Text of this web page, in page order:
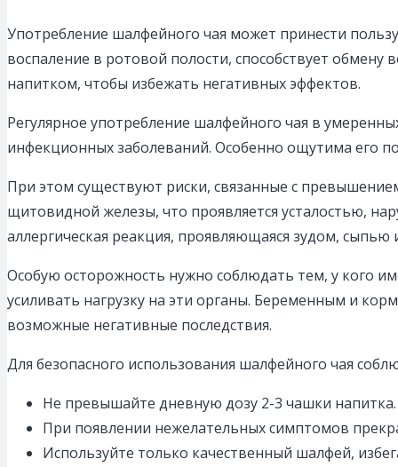
Употребление шалфейного чая может принести
воспаление в ротовой полости, способствует
напитком, чтобы избежать негативных эффектов.
Регулярное употребление шалфейного чая в
инфекционных заболеваний. Особенно ощутима его
При этом существуют риски, связанные с
щитовидной железы, что проявляется усталостью,
аллергическая реакция, проявляющаяся зудом, сыпью
Особую осторожность нужно соблюдать тем, у кого
усиливать нагрузку на эти органы. Беременным и
возможные негативные последствия.
Для безопасного использования шалфейного чая
Не превышайте дневную дозу 2-3 чашки напитка.
При появлении нежелательных симптомов
Используйте только качественный шалфей,